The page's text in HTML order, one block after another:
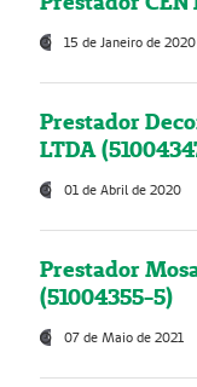
15 de Janeiro de 2020
Prestador
LTDA
01 de Abril de 2020
Prestador
(51004355-5)
07 de Maio de 2021